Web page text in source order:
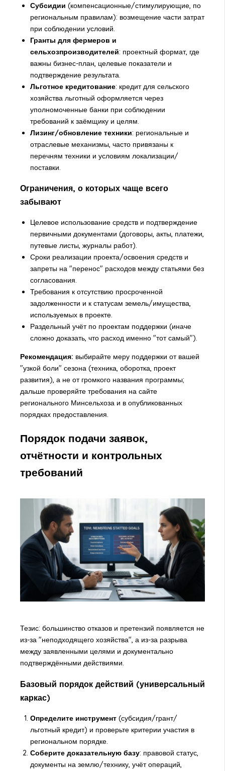
Субсидии (компенсационные/стимулирующие, по
региональным правилам): возмещение части затрат
при соблюдении условий.
Гранты для фермеров и
сельхозпроизводителей: проектный формат, где
важны бизнес-план, целевые показатели и
подтверждение результата.
Льготное кредитование: кредит для сельского
хозяйства льготный оформляется через
уполномоченные банки при соблюдении
требований к заёмщику и целям.
Лизинг/обновление техники: региональные и
отраслевые механизмы, часто привязаны к
перечням техники и условиям локализации/
поставки.
Ограничения, о которых чаще всего
забывают
Целевое использование средств и подтверждение
первичными документами (договоры, акты, платежи,
путевые листы, журналы работ).
Сроки реализации проекта/освоения средств и
запреты на "перенос" расходов между статьями без
согласования.
Требования к отсутствию просроченной
задолженности и к статусам земель/имущества,
используемых в проекте.
Раздельный учёт по проектам поддержки (иначе
сложно доказать, что расход именно "тот самый").
Рекомендация: выбирайте меру поддержки от вашей
"узкой боли" сезона (техника, оборотка, проект
развития), а не от громкого названия программы;
дальше проверяйте требования на сайте
регионального Минсельхоза и в опубликованных
порядках предоставления.
Порядок подачи заявок,
отчётности и контрольных
требований
Тезис: большинство отказов и претензий появляется не
из-за "неподходящего хозяйства", а из-за разрыва
между заявленными целями и документально
подтверждёнными действиями.
Базовый порядок действий (универсальный
каркас)
Определите инструмент(субсидия/грант/
льготный кредит) и проверьте критерии участия в
региональном порядке.
Соберите доказательную базу: правовой статус,
документы на землю/технику, учёт операций,